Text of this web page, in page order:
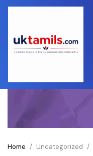
Home Uncategorized